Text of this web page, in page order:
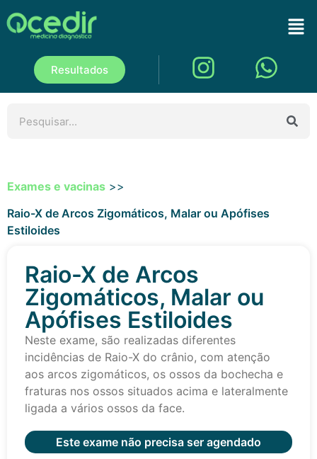
Resultados
Exames e vacinas >>
Raio-X de Arcos Zigomáticos, Malar ou Apófises
Estiloides
Raio-X de Arcos
Zigomáticos, Malar ou
Apófises Estiloides
Neste exame, são realizadas diferentes
incidências de Raio-X do crânio, com atenção
aos arcos zigomáticos, os ossos da bochecha e
fraturas nos ossos situados acima e lateralmente
ligada a vários ossos da face.
Este exame não precisa ser agendado